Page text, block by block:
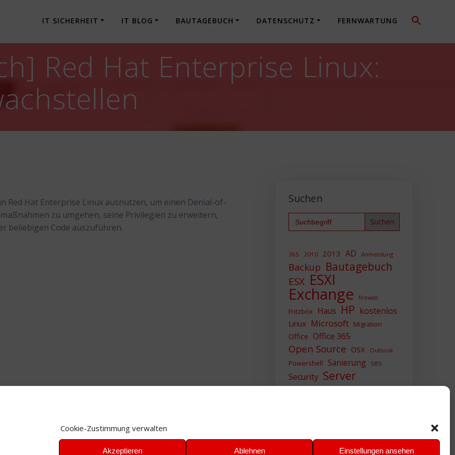
Cookie-Zustimmung verwalten
Akzeptieren Ablehnen Einstellungen ansehen
IT SICHERHEIT IT BLOG BAUTAGEBUCH DATENSCHUTZ FERNWARTUNG
Red Hat Enterprise Linux:
Red Hat Enterprise Linux ausnutzen, um einen Denial-of-
zu umgehen, seine Privilegien zu erweitern,
beliebigen Code auszuführen.
Suchen
Search
for:
365 2010 2013 AD Anmeldung
Backup Bautagebuch
ESX ESXI
Exchange firewall
Fritzbox Haus HP kostenlos
Linux Microsoft Migration
Office Office 365
Open Source OSX Outlook
Powershell Sanierung SBS
Security Server
Sicherheit SIEM
VMWare VPN WAZUH